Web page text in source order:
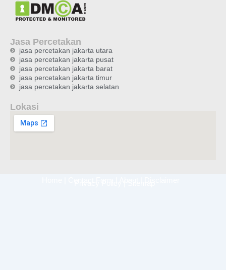
Jasa Percetakan
jasa percetakan jakarta utara
jasa percetakan jakarta pusat
jasa percetakan jakarta barat
jasa percetakan jakarta timur
jasa percetakan jakarta selatan
Lokasi